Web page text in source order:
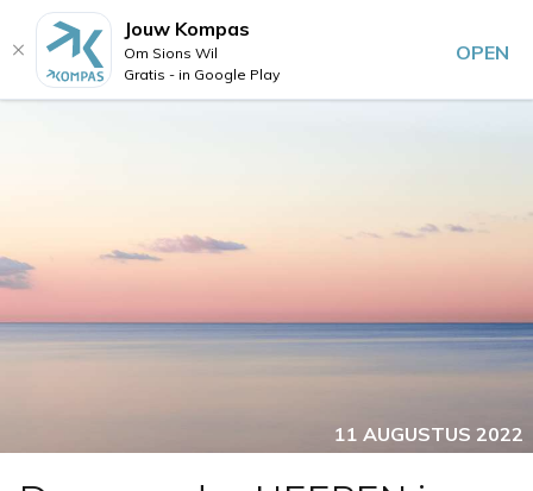
11 AUGUSTUS 2022
Jouw Kompas
Om Sions Wil
Gratis - in Google Play
OPEN